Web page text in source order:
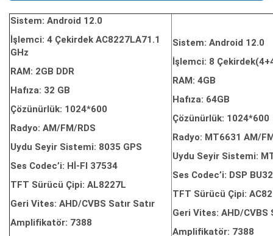
Sistem: Android 12.0
İşlemci: 4 Çekirdek AC8227LA71.1
GHz
RAM: 2GB DDR
Hafıza: 32 GB
Çözünürlük: 1024*600
Radyo: AM/FM/RDS
Uydu Seyir Sistemi: 8035 GPS
Ses Codec’i: Hİ-FI 37534
TFT Sürücü Çipi: AL8227L
Geri Vites: AHD/CVBS Satır Satır
Amplifikatör: 7388
Sistem: Android 12.0
İşlemci: 8
RAM: 4GB
Hafıza: 64GB
Çözünürlük: 1024*600
Radyo: MT6631 AM/
Uydu Seyir Sistemi:
Ses Codec’i: DSP
TFT Sürücü Çipi:
Geri Vites: AHD/CVBS
Amplifikatör: 7388